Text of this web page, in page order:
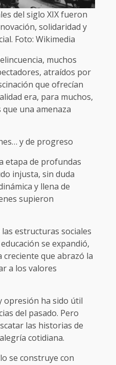
del siglo XIX fueron
solidaridad y
Foto: Wikimedia
muchos
atraídos por
que ofrecían
era, para muchos,
una amenaza
y de progreso
etapa de profundas
injusta, sin duda
y llena de
supieron
estructuras sociales
se expandió,
creciente que abrazó la
a los valores
opresión ha sido útil
del pasado. Pero
las historias de
cotidiana.
se construye con